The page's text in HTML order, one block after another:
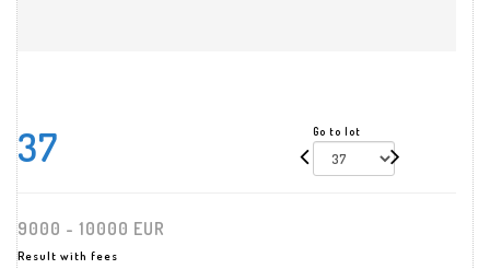
37 Go to lot
9000 - 10000 EUR
Result with fees